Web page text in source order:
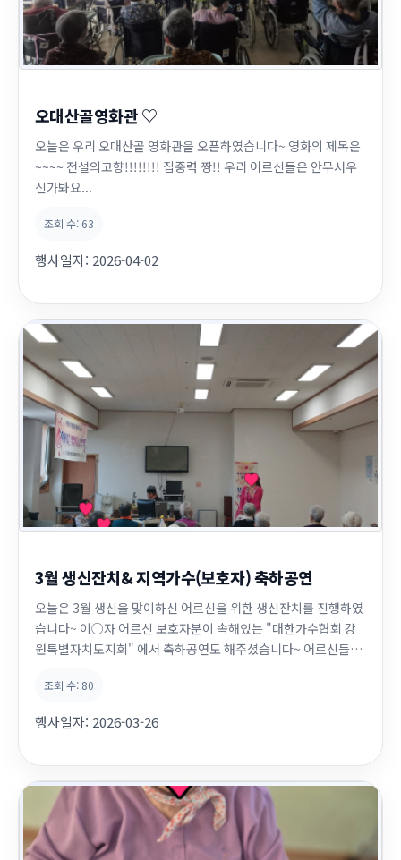
오대산골영화관 ♡
오늘은 우리 오대산골 영화관을 오픈하였습니다~ 영화의 제목은
~~~~ 전설의고향!!!!!!!! 집중력 짱!! 우리 어르신들은 안무서우
신가봐요...
조회 수: 63
행사일자: 2026-04-02
3월 생신잔치& 지역가수(보호자) 축하공연
오늘은 3월 생신을 맞이하신 어르신을 위한 생신잔치를 진행하였
습니다~ 이○자 어르신 보호자분이 속해있는 "대한가수협회 강
원특별자치도지회" 에서 축하공연도 해주셨습니다~ 어르신들께
르신들 생신 축하드려요~ ♡♡
조회 수: 80
행사일자: 2026-03-26